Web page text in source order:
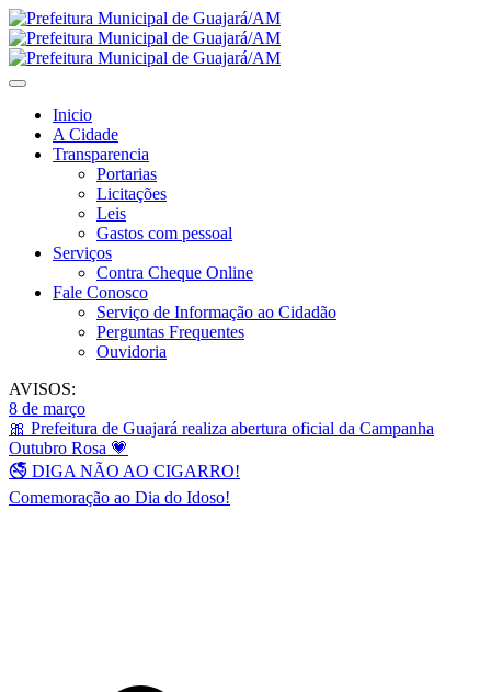
Inicio
A Cidade
Transparencia
Portarias
Licitações
Leis
Gastos com pessoal
Serviços
Contra Cheque Online
Fale Conosco
Serviço de Informação ao Cidadão
Perguntas Frequentes
Ouvidoria
AVISOS:
8 de março
🎀 Prefeitura de Guajará realiza abertura oficial da Campanha
Outubro Rosa 💗
🚭 DIGA NÃO AO CIGARRO!
Comemoração ao Dia do Idoso!